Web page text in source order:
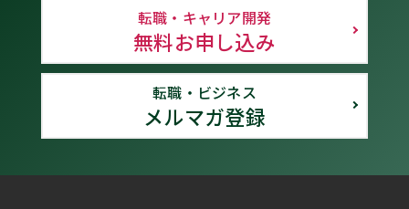
転職・キャリア開発
無料お申し込み
転職・ビジネス
メルマガ登録